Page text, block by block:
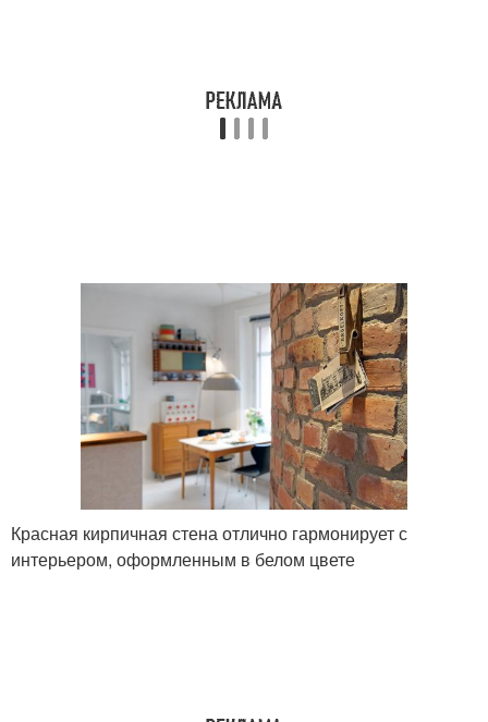
Красная кирпичная стена отлично гармонирует с
интерьером, оформленным в белом цвете